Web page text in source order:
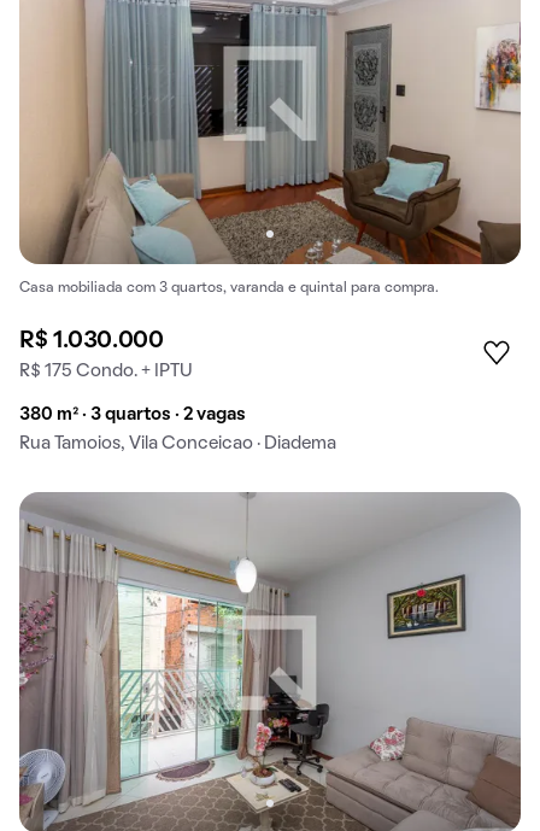
Casa mobiliada com 3 quartos, varanda e quintal para compra.
R$ 1.030.000
R$ 175 Condo. + IPTU
380 m² · 3 quartos · 2 vagas
Rua Tamoios, Vila Conceicao · Diadema